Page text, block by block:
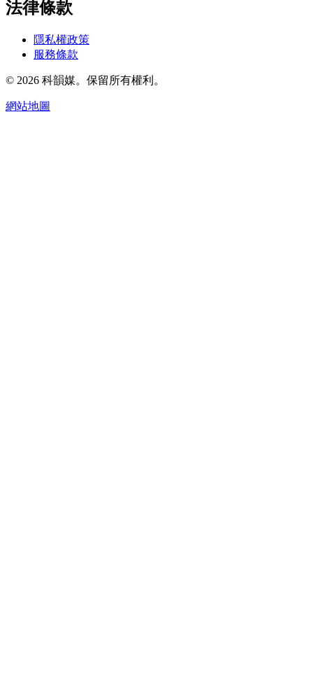
法律條款
隱私權政策
服務條款
© 2026 科韻媒。保留所有權利。
網站地圖